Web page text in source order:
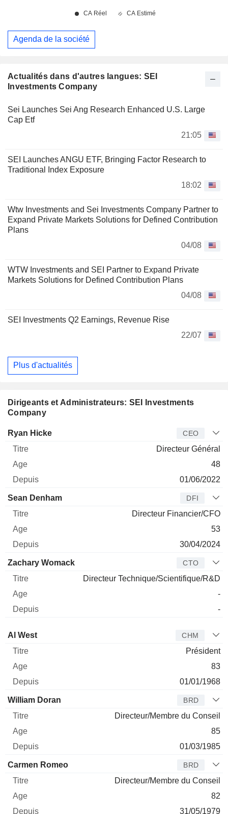
Actualités dans d'autres langues: SEI
Investments Company
Sei Launches Sei Ang Research Enhanced U.S. Large
Cap Etf
21:05
SEI Launches ANGU ETF, Bringing Factor Research to
Traditional Index Exposure
18:02
Wtw Investments and Sei Investments Company Partner to
Expand Private Markets Solutions for Defined Contribution
Plans
04/08
WTW Investments and SEI Partner to Expand Private
Markets Solutions for Defined Contribution Plans
04/08
SEI Investments Q2 Earnings, Revenue Rise
22/07
Plus d'actualités
Dirigeants et Administrateurs: SEI Investments
Company
Dirigeant Titre
Ryan Hicke CEO
Directeur Général
48
01/06/2022
Sean Denham DFI
Directeur Financier/CFO
53
30/04/2024
Zachary Womack CTO
Directeur Technique/Scientifique/R&D
-
-
Administrateur
Al West CHM
Président
83
01/01/1968
William Doran BRD
Directeur/Membre du Conseil
85
01/03/1985
Carmen Romeo BRD
Directeur/Membre du Conseil
82
31/05/1979
Agenda de la société